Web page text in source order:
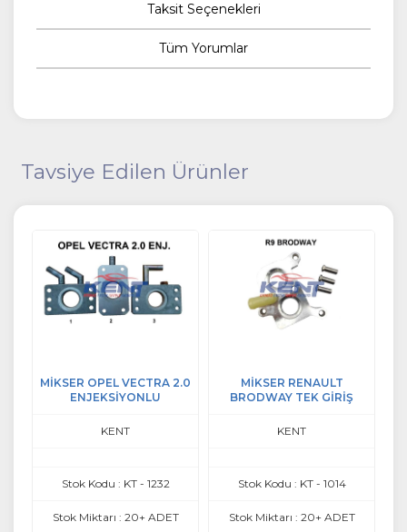
Taksit Seçenekleri
Tüm Yorumlar
Tavsiye Edilen Ürünler
MİKSER OPEL VECTRA 2.0
ENJEKSİYONLU
KENT
Stok Kodu : KT - 1232
Stok Miktarı : 20+ ADET
MİKSER RENAULT
BRODWAY TEK GİRİŞ
KENT
Stok Kodu : KT - 1014
Stok Miktarı : 20+ ADET